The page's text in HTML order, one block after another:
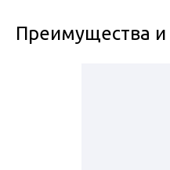
Преимущества и